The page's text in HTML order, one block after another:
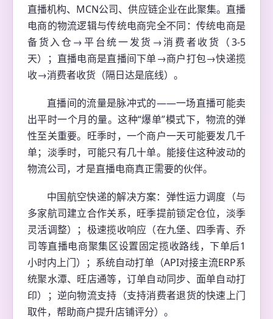
直播机构、MCN公司、供应链企业在此聚集。直播
电商的物流逻辑与传统电商完全不同：传统电商是
备货入仓→平台统一发货→消费者收货（3-5
天）；直播电商是直播间下单→商户打包→快递揽
收→消费者收货（隔日达是底线）。
直播间的流量是脉冲式的——一场直播可能卖
出平时一个月的量。这种“爆单”模式下，物流的弹
性至关重要。旺季时，一个商户一天可能要发几千
单；淡季时，可能只有几十单。能接住这种波动的
物流公司，才是直播电商真正需要的伙伴。
中国航空快递的解决方案：弹性运力调度（与
多家航司建立合作关系，旺季提前锁定仓位，淡季
灵活调整）；极速揽收响应（在九堡、四季青、乔
司等直播电商聚集区设置固定揽收路线，下单后1
小时内上门）；系统自动打单（API对接主流ERP系
统聚水潭、旺店通等，订单自动同步、面单自动打
印）；逆向物流支持（支持消费者退货的快速上门
取件，帮助商户提升店铺评分）。